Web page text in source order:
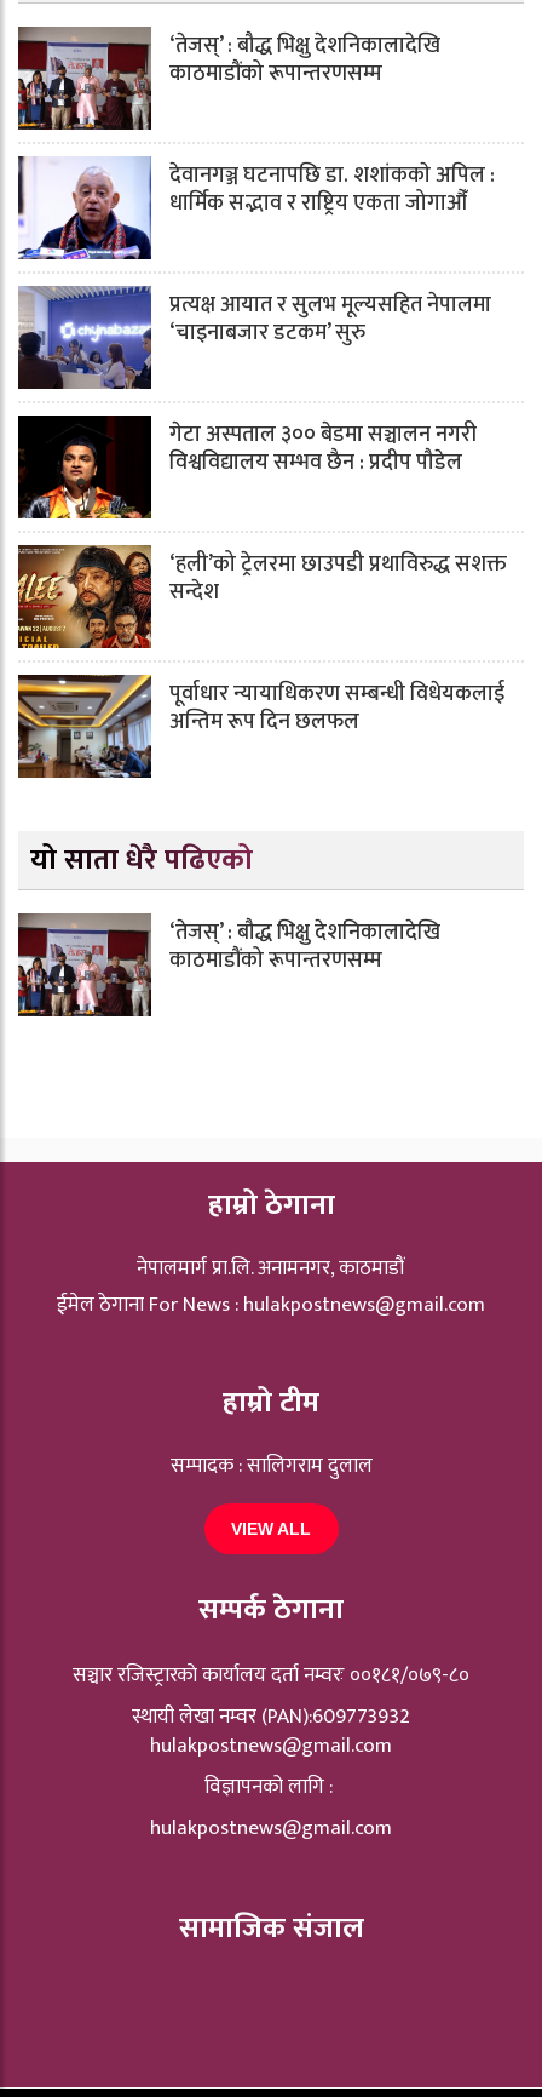
‘तेजस्’ : बौद्ध भिक्षु देशनिकालादेखि
काठमाडौंको रूपान्तरणसम्म
देवानगञ्ज घटनापछि डा. शशांककाे अपिल :
धार्मिक सद्भाव र राष्ट्रिय एकता जोगाऔँ
प्रत्यक्ष आयात र सुलभ मूल्यसहित नेपालमा
‘चाइनाबजार डटकम’ सुरु
गेटा अस्पताल ३०० बेडमा सञ्चालन नगरी
विश्वविद्यालय सम्भव छैन : प्रदीप पौडेल
‘हली’को ट्रेलरमा छाउपडी प्रथाविरुद्ध सशक्त
सन्देश
पूर्वाधार न्यायाधिकरण सम्बन्धी विधेयकलाई
अन्तिम रूप दिन छलफल
यो साता धेरै पढिएको
‘तेजस्’ : बौद्ध भिक्षु देशनिकालादेखि
काठमाडौंको रूपान्तरणसम्म
हाम्रो ठेगाना
नेपालमार्ग प्रा.लि. अनामनगर, काठमाडौं
ईमेल ठेगाना For News :hulakpostnews@gmail.com
हाम्रो टीम
सम्पादक : सालिगराम दुलाल
VIEW ALL
सम्पर्क ठेगाना
सञ्चार रजिस्ट्रारकाे कार्यालय दर्ता नम्वरः ००१८१/०७९-८०
स्थायी लेखा नम्वर (PAN):609773932
hulakpostnews@gmail.com
विज्ञापनको लागि :
hulakpostnews@gmail.com
सामाजिक संजाल